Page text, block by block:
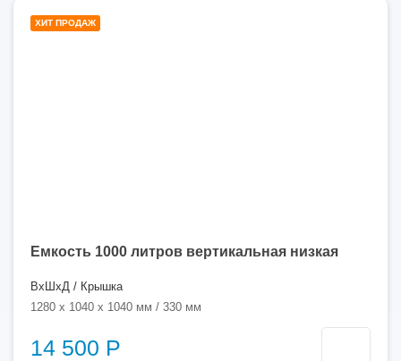
ХИТ ПРОДАЖ
Емкость 1000 литров вертикальная низкая
ВхШхД / Крышка
1280 x 1040 x 1040 мм / 330 мм
14 500 Р